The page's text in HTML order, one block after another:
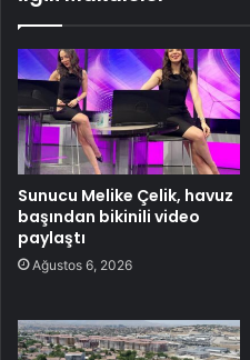
Sunucu Melike Çelik, havuz
başından bikinili video
paylaştı
Ağustos 6, 2026